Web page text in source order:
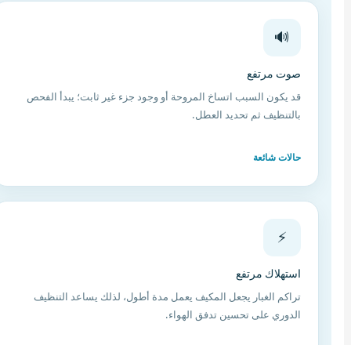
🔊
صوت مرتفع
قد يكون السبب اتساخ المروحة أو وجود جزء غير ثابت؛ يبدأ الفحص
بالتنظيف ثم تحديد العطل.
حالات شائعة
⚡
استهلاك مرتفع
تراكم الغبار يجعل المكيف يعمل مدة أطول، لذلك يساعد التنظيف
الدوري على تحسين تدفق الهواء.